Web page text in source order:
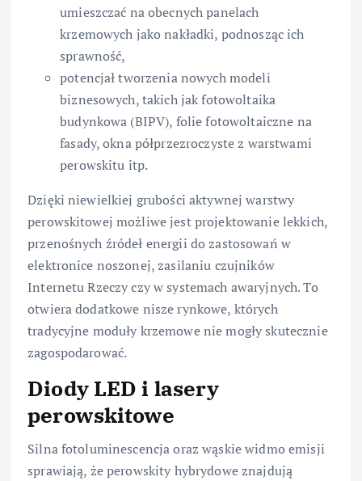
umieszczać na obecnych panelach
krzemowych jako nakładki, podnosząc ich
sprawność,
potencjał tworzenia nowych modeli
biznesowych, takich jak fotowoltaika
budynkowa (BIPV), folie fotowoltaiczne na
fasady, okna półprzezroczyste z warstwami
perowskitu itp.
Dzięki niewielkiej grubości aktywnej warstwy
perowskitowej możliwe jest projektowanie lekkich,
przenośnych źródeł energii do zastosowań w
elektronice noszonej, zasilaniu czujników
Internetu Rzeczy czy w systemach awaryjnych. To
otwiera dodatkowe nisze rynkowe, których
tradycyjne moduły krzemowe nie mogły skutecznie
zagospodarować.
Diody LED i lasery
perowskitowe
Silna fotoluminescencja oraz wąskie widmo emisji
sprawiają, że perowskity hybrydowe znajdują